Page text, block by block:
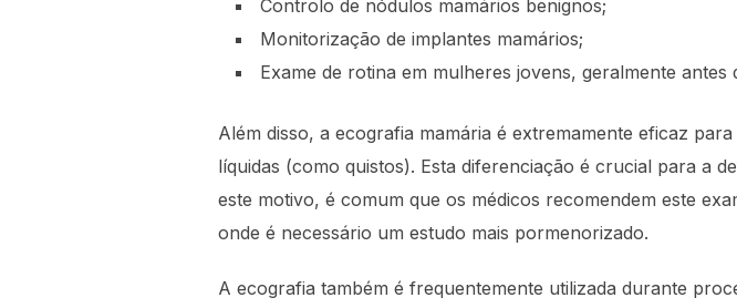
Controlo de nódulos mamários benignos;
Monitorização de implantes mamários;
Exame de rotina em mulheres jovens, geralmente antes
Além disso, a ecografia mamária é extremamente eficaz
líquidas (como quistos). Esta diferenciação é crucial para a
este motivo, é comum que os médicos recomendem este
onde é necessário um estudo mais pormenorizado.
A ecografia também é frequentemente utilizada durante